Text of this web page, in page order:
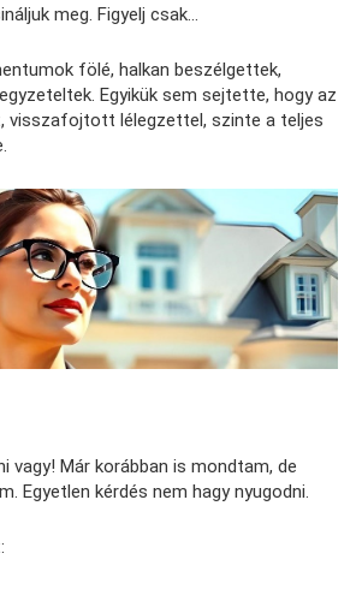
meg. Figyelj csak…
fölé, halkan beszélgettek,
Egyikük sem sejtette, hogy az
visszafojtott lélegzettel, szinte a teljes
vagy! Már korábban is mondtam, de
Egyetlen kérdés nem hagy nyugodni.